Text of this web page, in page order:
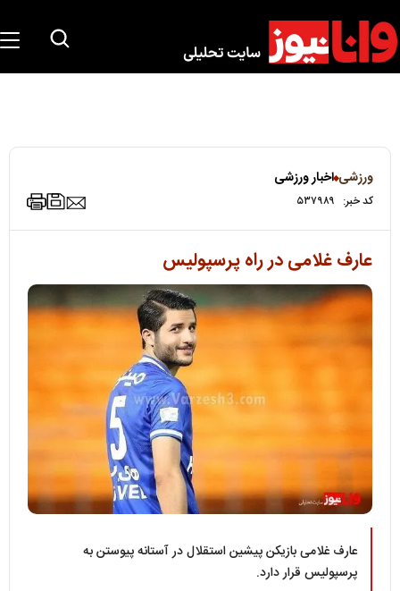
ورزشی اخبار ورزشی
کد خبر: ۵۳۷۹۸۹
عارف غلامی در راه پرسپولیس
عارف غلامی بازیکن پیشین استقلال در آستانه پیوستن به
پرسپولیس قرار دارد.